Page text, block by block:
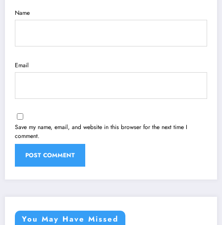
Name
Email
Save my name, email, and website in this browser for the next time I
comment.
You May Have Missed